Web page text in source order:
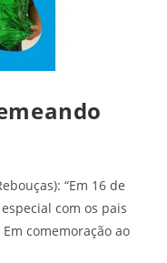
“Em 16 de
com os pais
comemoração ao